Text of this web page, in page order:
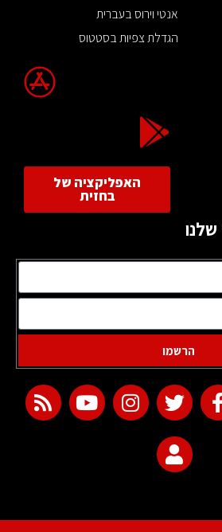
אנטי וירוס בעברית
הגדלת צפיות בסטטוס
האפליקציה של
בחזית
הרשמו